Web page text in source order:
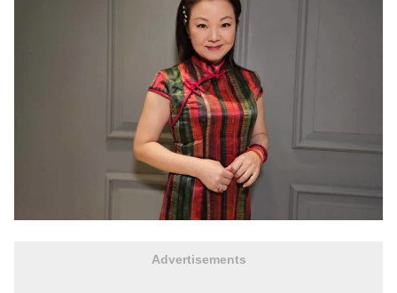
Advertisements